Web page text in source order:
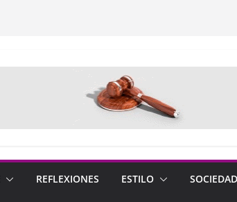
REFLEXIONES ESTILO SOCIEDAD